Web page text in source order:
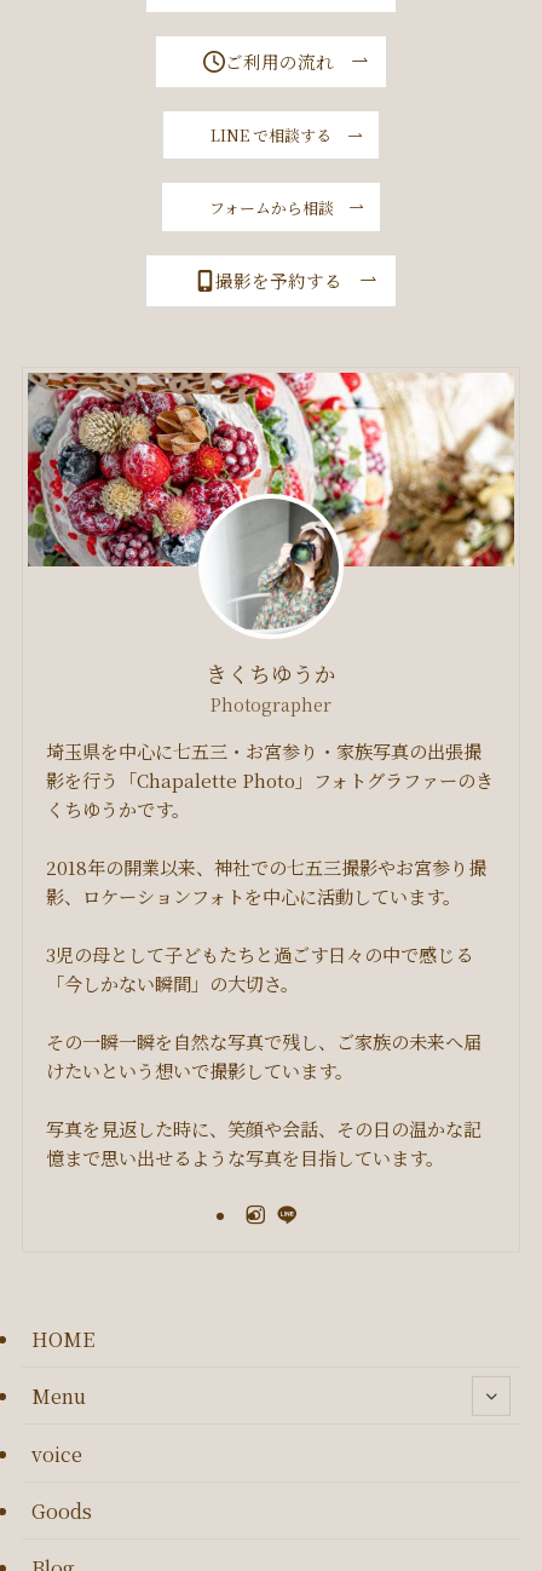
ご利用の流れ
LINE で相談する
フォームから相談
撮影を予約する
きくちゆうか
Photographer
埼玉県を中心に七五三・お宮参り・家族写真の出張撮
影を行う「Chapalette Photo」フォトグラファーのき
くちゆうかです。
2018年の開業以来、神社での七五三撮影やお宮参り撮
影、ロケーションフォトを中心に活動しています。
3児の母として子どもたちと過ごす日々の中で感じる
「今しかない瞬間」の大切さ。
その一瞬一瞬を自然な写真で残し、ご家族の未来へ届
けたいという想いで撮影しています。
写真を見返した時に、笑顔や会話、その日の温かな記
憶まで思い出せるような写真を目指しています。
HOME
Menu
voice
Goods